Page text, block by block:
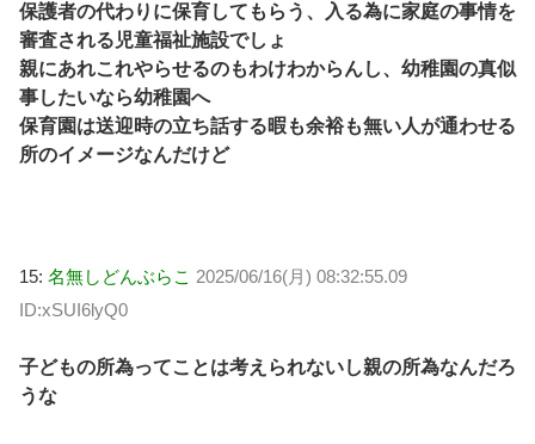
保護者の代わりに保育してもらう、入る為に家庭の事情を
審査される児童福祉施設でしょ
親にあれこれやらせるのもわけわからんし、幼稚園の真似
事したいなら幼稚園へ
保育園は送迎時の立ち話する暇も余裕も無い人が通わせる
所のイメージなんだけど
15: 名無しどんぶらこ 2025/06/16(月) 08:32:55.09
ID:xSUI6lyQ0
子どもの所為ってことは考えられないし親の所為なんだろ
うな